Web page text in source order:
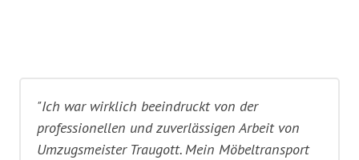
"Ich war wirklich beeindruckt von der
professionellen und zuverlässigen Arbeit von
Umzugsmeister Traugott. Mein Möbeltransport